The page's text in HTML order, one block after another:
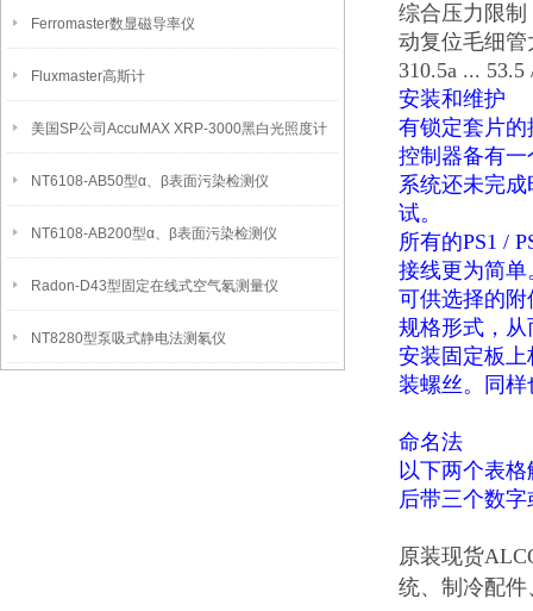
Ferromaster数显磁导率仪
Fluxmaster高斯计
美国SP公司AccuMAX XRP-3000黑白光照度计
NT6108-AB50型α、β表面污染检测仪
NT6108-AB200型α、β表面污染检测仪
Radon-D43型固定在线式空气氡测量仪
NT8280型泵吸式静电法测氡仪
综合压力限制
动复位毛细
310.5a ...
安装和维护
有锁定套片
控制器备有
系统还未完
试。
所有的PS1 /
接线更为简单
可供选择的
规格形式，
安装固定板
装螺丝。同
命名法
以下两个表格
后带三个数
原装现货
统、制冷配